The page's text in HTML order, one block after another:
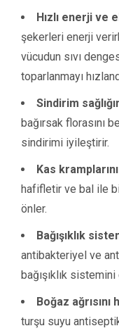
Hızlı enerji ve
şekerleri enerji
vücudun sıvı
toparlanmayı
Sindirim
bağırsak florasını
sindirimi iyileştirir.
Kas
hafifletir ve bal ile
önler.
Bağışıklık
antibakteriyel ve
bağışıklık
Boğaz
turşu suyu